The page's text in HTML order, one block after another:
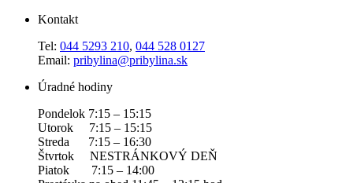
Kontakt
Tel: 044 5293 210, 044 528 0127
Email: pribylina@pribylina.sk
Úradné hodiny
Pondelok 7:15 – 15:15
Utorok 7:15 – 15:15
Streda 7:15 – 16:30
Štvrtok NESTRÁNKOVÝ DEŇ
Piatok 7:15 – 14:00